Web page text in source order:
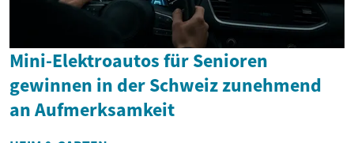
Mini-Elektroautos für Senioren
gewinnen in der Schweiz zunehmend
an Aufmerksamkeit